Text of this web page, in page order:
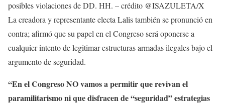
posibles violaciones de DD. HH. – crédito @ISAZULETA/X
La creadora y representante electa Lalis también se pronunció en
contra; afirmó que su papel en el Congreso será oponerse a
cualquier intento de legitimar estructuras armadas ilegales bajo el
argumento de seguridad.
“En el Congreso NO vamos a permitir que revivan el
paramilitarismo ni que disfracen de “seguridad” estrategias